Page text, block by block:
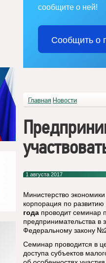
сообщите о ней!
Сообщить о
Главная Новости
1 августа 2017
Министерство
корпорация по
года проводит семинар
предпринимательства в
Федеральному закону
Семинар проводится в
доступа субъектов